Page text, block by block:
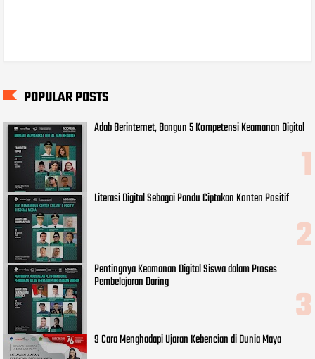
POPULAR POSTS
Adab Berinternet, Bangun 5 Kompetensi Keamanan Digital
Literasi Digital Sebagai Pandu Ciptakan Konten Positif
Pentingnya Keamanan Digital Siswa dalam Proses
Pembelajaran Daring
9 Cara Menghadapi Ujaran Kebencian di Dunia Maya